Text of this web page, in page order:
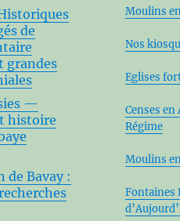
de
grandes
—
histoire
de Bavay :
Moulins
Nos
Eglises
Censes en
Régime
Moulins
Fontaines